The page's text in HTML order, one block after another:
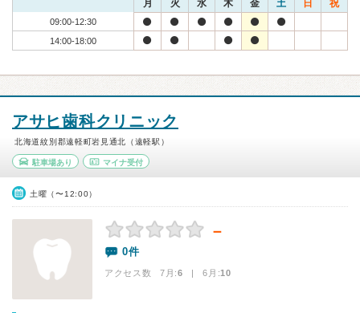
月 火 水 木 金 土 日 祝
09:00-12:30
14:00-18:00
アサヒ歯科クリニック
北海道紋別郡遠軽町岩見通北（遠軽駅）
駐車場あり マイナ受付
土曜（〜12:00）
－
0件
アクセス数 7月:6 | 6月:10